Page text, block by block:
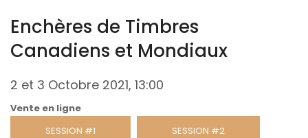
Enchères de Timbres
Canadiens et Mondiaux
2 et 3 Octobre 2021, 13:00
Vente en ligne
SESSION #1
SESSION #2